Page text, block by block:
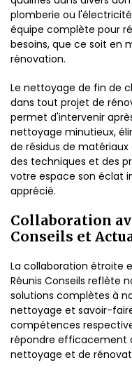
plomberie ou
équipe complète pour
besoins, que ce soit en
rénovation.
Le nettoyage de fin de
dans tout projet de
permet d'intervenir
nettoyage minutieux,
de résidus de
des techniques et des
votre espace son éclat
apprécié.
Collaboration
Conseils et
La collaboration étroite
Réunis Conseils reflète
solutions complètes à
nettoyage et savoir-
compétences
répondre efficacement
nettoyage et de